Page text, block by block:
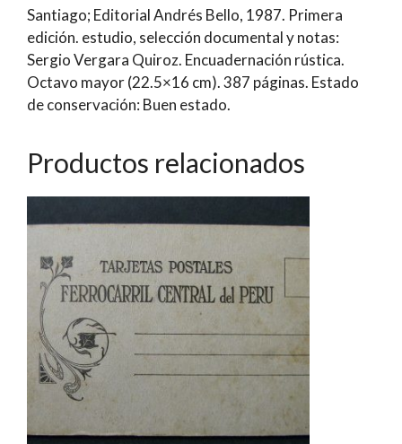
cantidad
Santiago; Editorial Andrés Bello, 1987. Primera
edición. estudio, selección documental y notas:
Sergio Vergara Quiroz. Encuadernación rústica.
Octavo mayor (22.5×16 cm). 387 páginas. Estado
de conservación: Buen estado.
Productos relacionados